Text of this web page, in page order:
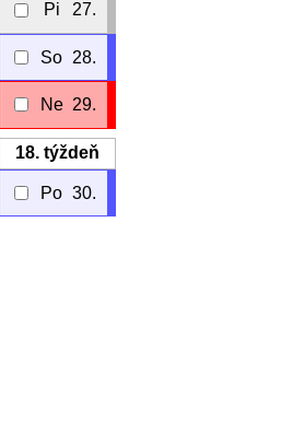
Pi 27.
So 28.
Ne 29.
18.týždeň
Po 30.